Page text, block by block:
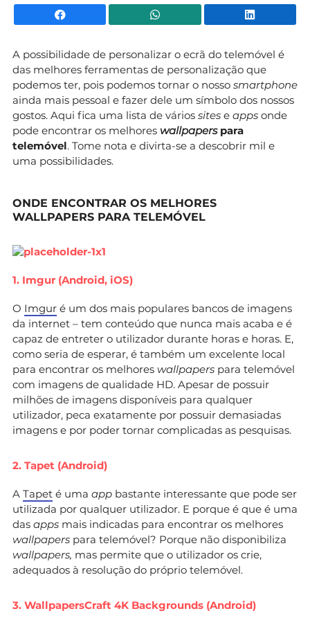
Facebook WhatsApp
A possibilidade de personalizar o ecrã do telemóvel é
das melhores ferramentas de personalização que
podemos ter, pois podemos tornar o nosso smartphone
ainda mais pessoal e fazer dele um símbolo dos nossos
gostos. Aqui fica uma lista de vários sites e apps onde
pode encontrar os melhores wallpaperspara
telemóvel. Tome nota e divirta-se a descobrir mil e
uma possibilidades.
ONDE ENCONTRAR OS MELHORES
WALLPAPERS PARA TELEMÓVEL
1. Imgur (Android, iOS)
O Imgur é um dos mais populares bancos de imagens
da internet – tem conteúdo que nunca mais acaba e é
capaz de entreter o utilizador durante horas e horas. E,
como seria de esperar, é também um excelente local
para encontrar os melhores wallpapers para telemóvel
com imagens de qualidade HD. Apesar de possuir
milhões de imagens disponíveis para qualquer
utilizador, peca exatamente por possuir demasiadas
imagens e por poder tornar complicadas as pesquisas.
2. Tapet (Android)
A Tapet é uma app bastante interessante que pode ser
utilizada por qualquer utilizador. E porque é que é uma
das apps mais indicadas para encontrar os melhores
wallpapers para telemóvel? Porque não disponibiliza
wallpapers, mas permite que o utilizador os crie,
adequados à resolução do próprio telemóvel.
3. WallpapersCraft 4K Backgrounds (Android)